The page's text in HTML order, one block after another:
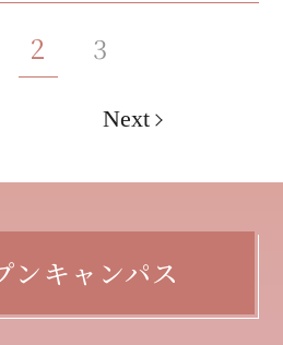
2 3
Next
ンキャンパス